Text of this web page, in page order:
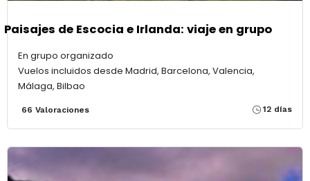
Paisajes de Escocia e Irlanda: viaje en grupo
En grupo organizado
Vuelos incluidos desde Madrid, Barcelona, Valencia,
Málaga, Bilbao
66 Valoraciones 12 días